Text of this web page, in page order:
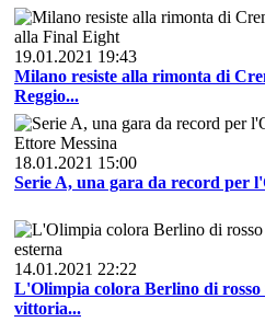
19.01.2021 19:43
Milano resiste alla rimonta di
Reggio...
18.01.2021 15:00
Serie A, una gara da record per
14.01.2021 22:22
L'Olimpia colora Berlino di rosso
vittoria...